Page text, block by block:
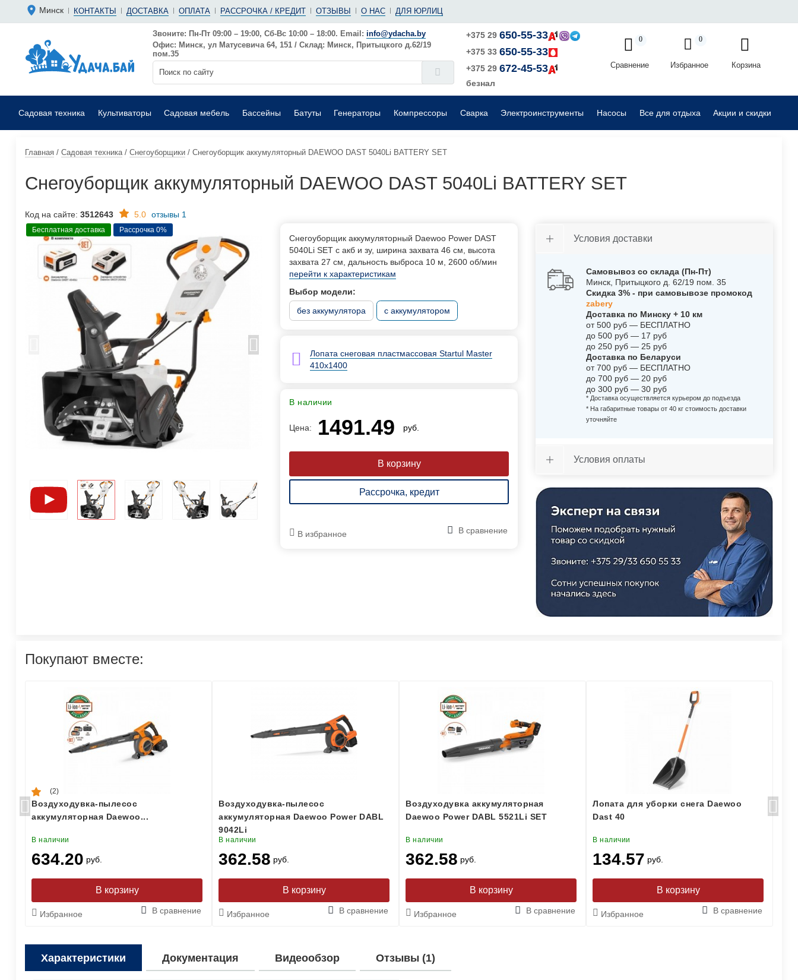
Минск КОНТАКТЫ ДОСТАВКА ОПЛАТА РАССРОЧКА / КРЕДИТ ОТЗЫВЫ О НАС ДЛЯ ЮРЛИЦ
Звоните: Пн-Пт 09:00 – 19:00, Сб-Вс 10:00 – 18:00. Email: info@ydacha.by
Офис: Минск, ул Матусевича 64, 151 / Склад: Минск, Притыцкого д.62/19
пом.35
+375 29 650-55-33
+375 33 650-55-33
+375 29 672-45-53
безнал
0
Сравнение
0
Избранное Корзина
Садовая техника
Аккумуляторные
Садовые воздуходувки
Бензиновые
Мойки высокого давления
Электрические
Садовые измельчители
Комплектующие для садовой техники
Культиваторы Садовая мебель Бассейны Батуты Генераторы Компрессоры Сварка Электроинструменты
Болгарки (ушм)
Шлифовальные машины
Насосы
Мотопомпы
Поверхностные
Все для отдыха Акции и скидки
Главная / Садовая техника/ Снегоуборщики / Снегоуборщик аккумуляторный DAEWOO DAST 5040Li BATTERY SET
Снегоуборщик аккумуляторный DAEWOO DAST 5040Li BATTERY SET
Код на сайте: 3512643 5.0 отзывы 1
Бесплатная доставка Рассрочка 0%
Снегоуборщик аккумуляторный Daewoo Power DAST
5040Li SET с акб и зу, ширина захвата 46 см, высота
захвата 27 см, дальность выброса 10 м, 2600 об/мин
перейти к характеристикам
Выбор модели:
без аккумулятора
с аккумулятором
Лопата снеговая пластмассовая Startul Master
410x1400
В наличии
Цена: 1491.49 руб.
Рассрочка, кредит
В избранное В сравнение
Условия доставки
Самовывоз со склада (Пн-Пт)
Минск, Притыцкого д. 62/19 пом. 35
Скидка 3% - при самовывозе промокод
zabery
Доставка по Минску + 10 км
от 500 руб — БЕСПЛАТНО
до 500 руб — 17 руб
до 250 руб — 25 руб
Доставка по Беларуси
от 700 руб — БЕСПЛАТНО
до 700 руб — 20 руб
до 300 руб — 30 руб
* Доставка осуществляется курьером до подъезда
* На габаритные товары от 40 кг стоимость доставки
уточняйте
Условия оплаты
Покупают вместе:
Воздуходувка-пылесос
аккумуляторная Daewoo...
(2)
В наличии
634.20 руб.
Избранное В сравнение
Воздуходувка-пылесос
аккумуляторная Daewoo Power DABL
9042Li
В наличии
362.58 руб.
Избранное В сравнение
Воздуходувка аккумуляторная
Daewoo Power DABL 5521Li SET
В наличии
362.58 руб.
Избранное В сравнение
Лопата для уборки снега Daewoo
Dast 40
В наличии
134.57 руб.
Избранное В сравнение
Характеристики Документация Видеообзор Отзывы (1)